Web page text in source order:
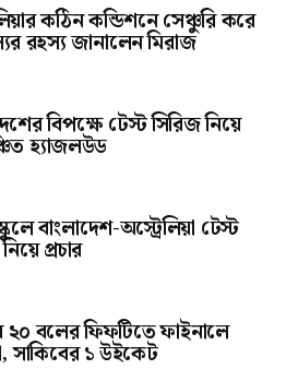
কঠিন কন্ডিশনে সেঞ্চুরি করে
রহস্য জানালেন মিরাজ
বিপক্ষে টেস্ট সিরিজ নিয়ে
হ্যাজলউড
বাংলাদেশ-অস্ট্রেলিয়া টেস্ট
প্রচার
২০ বলের ফিফটিতে ফাইনালে
সাকিবের ১ উইকেট